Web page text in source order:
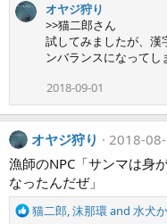
:
a
c
i
o
s
:
オヤジ狩り
>>猫二郎さん
試してみましたが、漢
ンバランスになってし
2018-09-01
オヤジ狩り
2018-
漁師のNPC「サンマは身
なったんだぜ」
R
猫二郎,沫那環and 水犬